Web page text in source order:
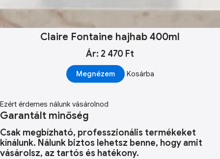
Claire Fontaine hajhab 400ml
Ár: 2 470 Ft
Megnézem Kosárba
Ezért érdemes nálunk vásárolnod
Garantált minőség
Csak megbízható, professzionális termékeket
kínálunk. Nálunk biztos lehetsz benne, hogy amit
vásárolsz, az tartós és hatékony.